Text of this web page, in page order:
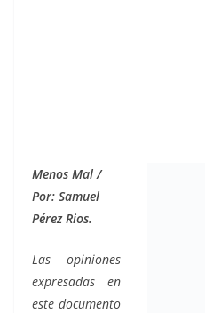
Menos Mal /
Por: Samuel
Pérez Rios.
Las opiniones
expresadas en
este documento